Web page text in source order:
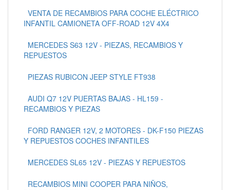
VENTA DE RECAMBIOS PARA COCHE ELÉCTRICO
INFANTIL CAMIONETA OFF-ROAD 12V 4X4
MERCEDES S63 12V - PIEZAS, RECAMBIOS Y
REPUESTOS
PIEZAS RUBICON JEEP STYLE FT938
AUDI Q7 12V PUERTAS BAJAS - HL159 -
RECAMBIOS Y PIEZAS
FORD RANGER 12V, 2 MOTORES - DK-F150 PIEZAS
Y REPUESTOS COCHES INFANTILES
MERCEDES SL65 12V - PIEZAS Y REPUESTOS
RECAMBIOS MINI COOPER PARA NIÑOS,